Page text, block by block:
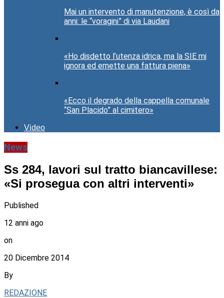
Mai un intervento di manutenzione, è così da
anni: le “voragini” di via Laudani
«Ho disdetto l’utenza idrica, ma la SIE mi
ignora ed emette una fattura piena»
«Ecco il degrado della cappella comunale
“San Placido” al cimitero»
Video
News
Ss 284, lavori sul tratto biancavillese:
«Si prosegua con altri interventi»
Published
12 anni ago
on
20 Dicembre 2014
By
REDAZIONE